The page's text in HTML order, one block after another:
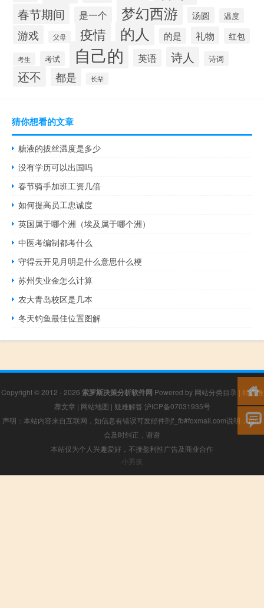
春节期间 是一个 梦幻西游 汤圆 温度
游戏 父母 疫情 的人 的是 礼物 红包
考生 考试 自己的 英语 诗人 诗词
还不 都是 长辈
猜你想看的文章
糖液的拔丝温度是多少
没有学历可以出国吗
春节骑手加班工资几倍
如何提高员工忠诚度
英国属于哪个洲（埃及属于哪个洲）
中医考编制都考什么
守得云开见月明是什么意思什么梗
苏州失业金怎么计算
农大青岛校区是几本
冬天钓鱼最佳位置图解
Copyright © 2012 - 2026 索罗斯决策分析软件网 Powered by 网站分类目录 | 精选推
荐文章 | 网站地图 | 疑难解答 沪ICP备07031935号
声明：本站内容来自互联网，如信息有错误可发邮件到f_fb#foxmail.com说明，我们
会及时纠正，谢谢
本站仅为个人兴趣爱好，不接盈利性广告及商业合作
小男孩